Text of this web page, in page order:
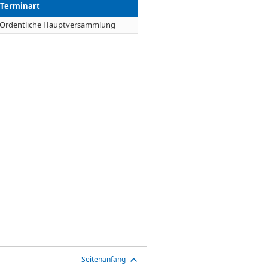
Terminart
Ordentliche Hauptversammlung
Seitenanfang